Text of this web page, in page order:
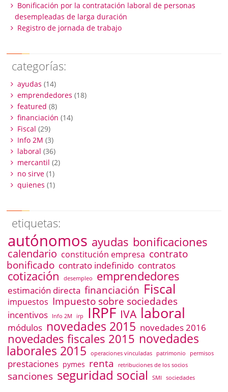
Bonificación por la contratación laboral de personas
desempleadas de larga duración
Registro de jornada de trabajo
categorías:
ayudas (14)
emprendedores (18)
featured (8)
financiación (14)
Fiscal (29)
Info 2M (3)
laboral (36)
mercantil (2)
no sirve(1)
quienes (1)
etiquetas:
autónomos ayudas bonificaciones
calendario constitución empresa contrato
bonificado contrato indefinido contratos
cotización desempleo emprendedores
estimación directa financiación Fiscal
impuestos Impuesto sobre sociedades
incentivos Info 2M irp IRPF IVA laboral
módulos novedades 2015 novedades 2016
novedades fiscales 2015 novedades
laborales 2015 operaciones vinculadas patrimonio permisos
prestaciones pymes renta retribuciones de los socios
sanciones seguridad social SMI sociedades